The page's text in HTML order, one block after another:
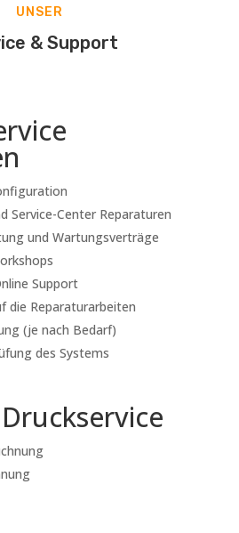
UNSER
& Support
Service-Center Reparaturen
und Wartungsverträge
Support
die Reparaturarbeiten
(je nach Bedarf)
des Systems